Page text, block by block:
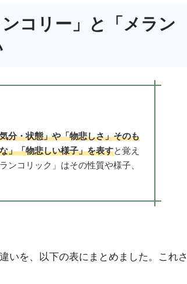
コリー」と「メラン
分・状態」や「物悲しさ」そのも
」「物悲しい様子」を表すと覚え
ンコリック」はその性質や様子、
いを、以下の表にまとめました。これさ